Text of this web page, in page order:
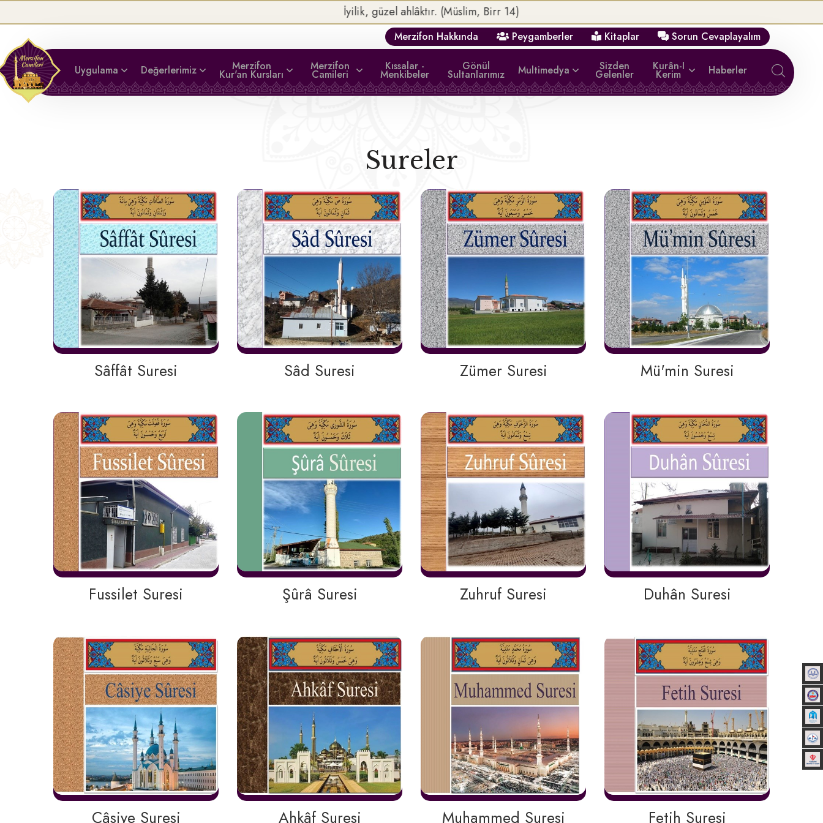
İyilik, güzel ahlâktır. (Müslim, Birr 14)
Merzifon Hakkında Peygamberler Kitaplar Sorun Cevaplayalım
Uygulama Değerlerimiz Merzifon
Kur'an Kursları
Merzifon
Camileri
Kıssalar -
Menkibeler
Gönül
Sultanlarımız Multimedya Sizden
Gelenler
Kurân-I
Kerim Haberler
Sureler
Sâffât Suresi Sâd Suresi Zümer Suresi Mü'min Suresi
Fussilet Suresi Şûrâ Suresi Zuhruf Suresi Duhân Suresi
Câsiye Suresi Ahkâf Suresi Muhammed Suresi Fetih Suresi